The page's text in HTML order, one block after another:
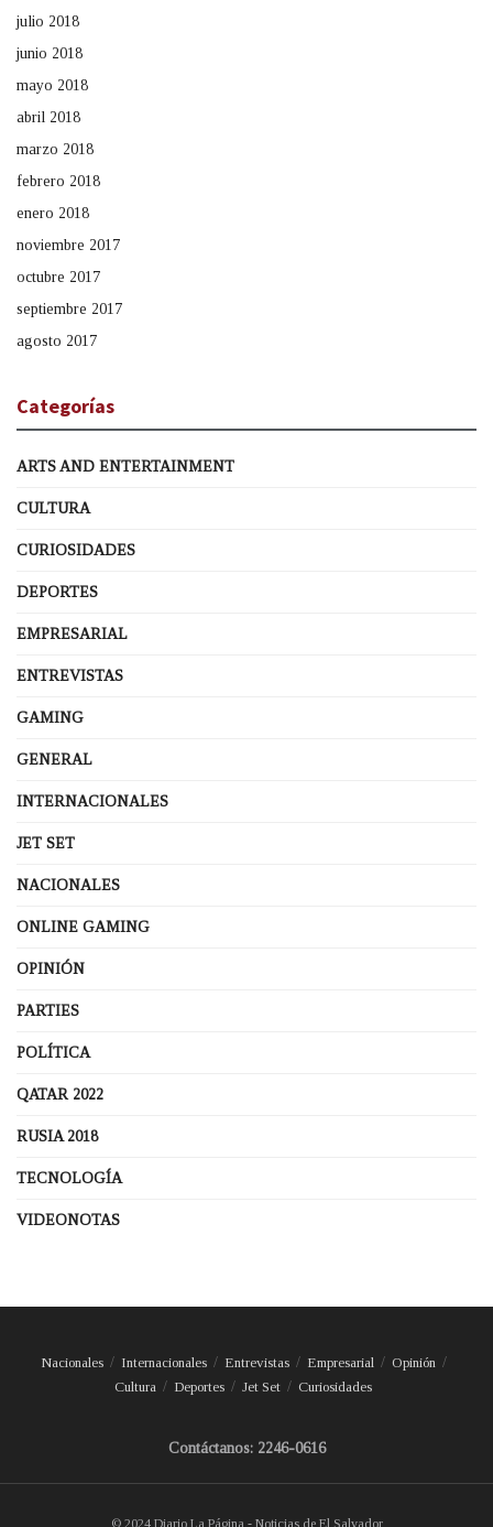
julio 2018
junio 2018
mayo 2018
abril 2018
marzo 2018
febrero 2018
enero 2018
noviembre 2017
octubre 2017
septiembre 2017
agosto 2017
Categorías
ARTS AND ENTERTAINMENT
CULTURA
CURIOSIDADES
DEPORTES
EMPRESARIAL
ENTREVISTAS
GAMING
GENERAL
INTERNACIONALES
JET SET
NACIONALES
ONLINE GAMING
OPINIÓN
PARTIES
POLÍTICA
QATAR 2022
RUSIA 2018
TECNOLOGÍA
VIDEONOTAS
Nacionales Internacionales Entrevistas Empresarial
Opinión
Cultura
Deportes Jet Set Curiosidades
Contáctanos: 2246-0616
© 2024 Diario La Página - Noticias de El Salvador